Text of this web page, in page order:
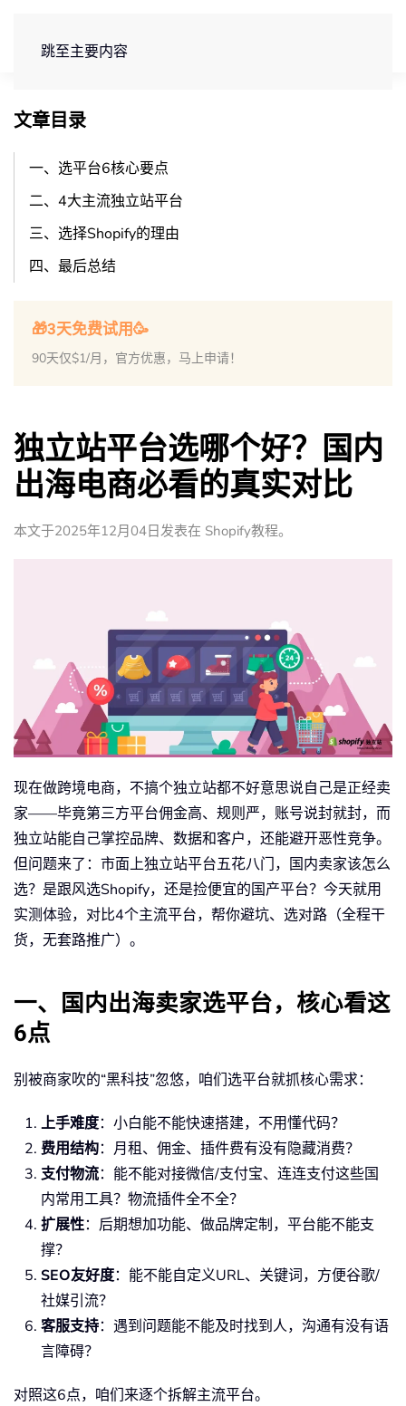
跳至主要内容
文章目录
一、选平台6核心要点
二、4大主流独立站平台
三、选择Shopify的理由
四、最后总结
🎁3天免费试用🥳
90天仅$1/月，官方优惠，马上申请！
独立站平台选哪个好？国内
出海电商必看的真实对比
本文于2025年12月04日发表在 Shopify教程。
现在做跨境电商，不搞个独立站都不好意思说自己是正经卖
家——毕竟第三方平台佣金高、规则严，账号说封就封，而
独立站能自己掌控品牌、数据和客户，还能避开恶性竞争。
但问题来了：市面上独立站平台五花八门，国内卖家该怎么
选？是跟风选Shopify，还是捡便宜的国产平台？今天就用
实测体验，对比4个主流平台，帮你避坑、选对路（全程干
货，无套路推广）。
一、国内出海卖家选平台，核心看这
6点
别被商家吹的“黑科技”忽悠，咱们选平台就抓核心需求：
上手难度：小白能不能快速搭建，不用懂代码？
费用结构：月租、佣金、插件费有没有隐藏消费？
支付物流：能不能对接微信/支付宝、连连支付这些国
内常用工具？物流插件全不全？
扩展性：后期想加功能、做品牌定制，平台能不能支
撑？
SEO友好度：能不能自定义URL、关键词，方便谷歌/
社媒引流？
客服支持：遇到问题能不能及时找到人，沟通有没有语
言障碍？
对照这6点，咱们来逐个拆解主流平台。